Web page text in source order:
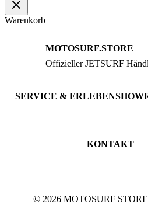
Warenkorb
MOTOSURF.STORE
Offizieller JETSURF
SERVICE & ERLEBEN
KONTAKT
© 2026 MOTOSURF STORE